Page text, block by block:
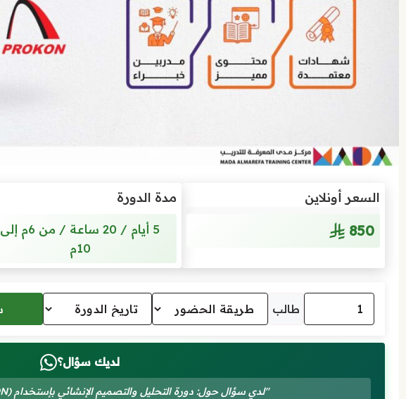
السعر أونلاين
850
مدة الدورة
5 أيام / 20 ساعة / من 6م إلى
10م
طالب
لديك سؤال؟
"لدي سؤال حول: دورة التحليل والتصميم الإنشائي بإستخدام (ETABS-SAFE-PROKON)"